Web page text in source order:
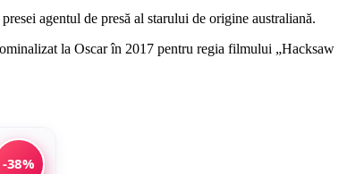
agentul de presă al starului de origine australiană.
la Oscar în 2017 pentru regia filmului „Hacksaw
-38%